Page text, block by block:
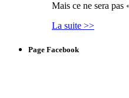
Mais ce ne sera
La suite >>
Page Facebook